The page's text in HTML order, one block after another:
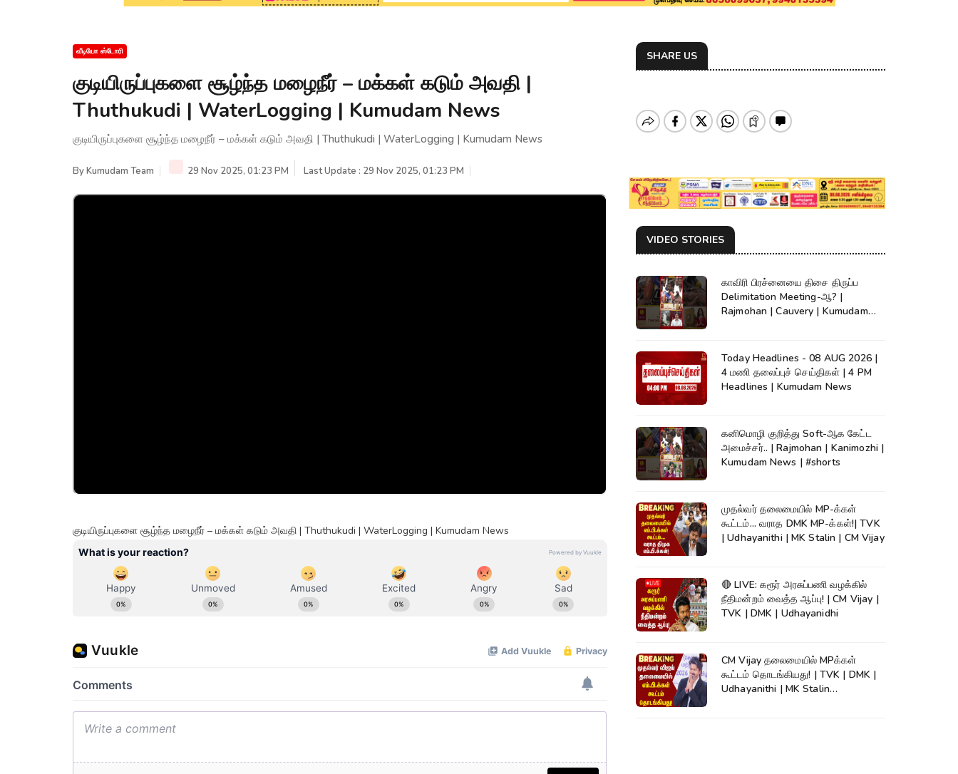
வீடியோ ஸ்டோரி
குடியிருப்புகளை சூழ்ந்த மழைநீர் – மக்கள் கடும் அவதி |
Thuthukudi | WaterLogging | Kumudam News
குடியிருப்புகளை சூழ்ந்த மழைநீர் – மக்கள் கடும் அவதி | Thuthukudi | WaterLogging | Kumudam News
ByKumudam Team 29 Nov 2025, 01:23 PM Last Update : 29 Nov 2025, 01:23 PM
குடியிருப்புகளை சூழ்ந்த மழைநீர் – மக்கள் கடும் அவதி | Thuthukudi | WaterLogging | Kumudam News
SHARE US
VIDEO STORIES
காவிரி பிரச்னையை திசை திருப்ப
Delimitation Meeting-ஆ? |
Rajmohan | Cauvery | Kumudam
Today Headlines - 08 AUG 2026 |
4 மணி தலைப்புச் செய்திகள் | 4 PM
Headlines | Kumudam News
கனிமொழி குறித்து Soft-ஆக கேட்ட
அமைச்சர்.. | Rajmohan | Kanimozhi |
Kumudam News | #shorts
முதல்வர் தலைமையில் MP-க்கள்
கூட்டம்... வராத DMK MP-க்கள்!| TVK
| Udhayanithi | MK Stalin | CM Vijay
🔴 LIVE: கரூர் அரசுப்பணி வழக்கில்
நீதிமன்றம் வைத்த ஆப்பு! | CM Vijay |
TVK | DMK | Udhayanidhi
CM Vijay தலைமையில் MPக்கள்
கூட்டம் தொடங்கியது! | TVK | DMK |
Udhayanithi | MK Stalin